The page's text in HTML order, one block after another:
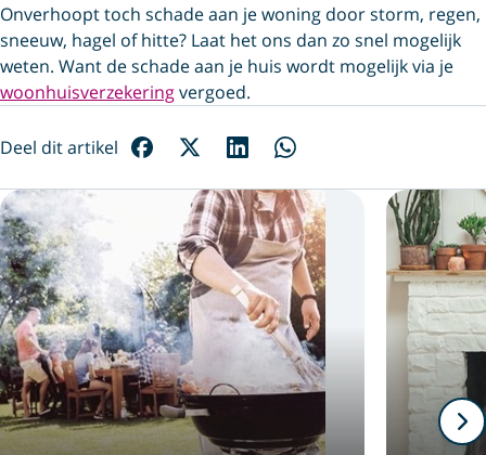
Onverhoopt toch schade aan je woning door storm, regen,
sneeuw, hagel of hitte? Laat het ons dan zo snel mogelijk
weten. Want de schade aan je huis wordt mogelijk via je
woonhuisverzekeringvergoed.
Deel dit artikel